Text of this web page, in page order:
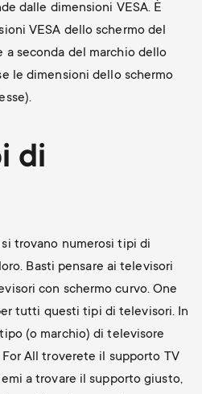
dalle dimensioni VESA. È
VESA dello schermo del
a seconda del marchio dello
le dimensioni dello schermo
di
trovano numerosi tipi di
Basti pensare ai televisori
con schermo curvo. One
tutti questi tipi di televisori. In
(o marchio) di televisore
All troverete il supporto TV
a trovare il supporto giusto,